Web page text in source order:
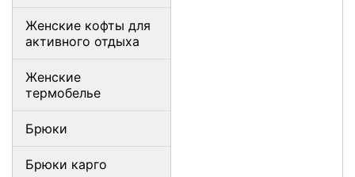
Женские кофты для
активного отдыха
Женские
термобелье
Брюки
Брюки карго